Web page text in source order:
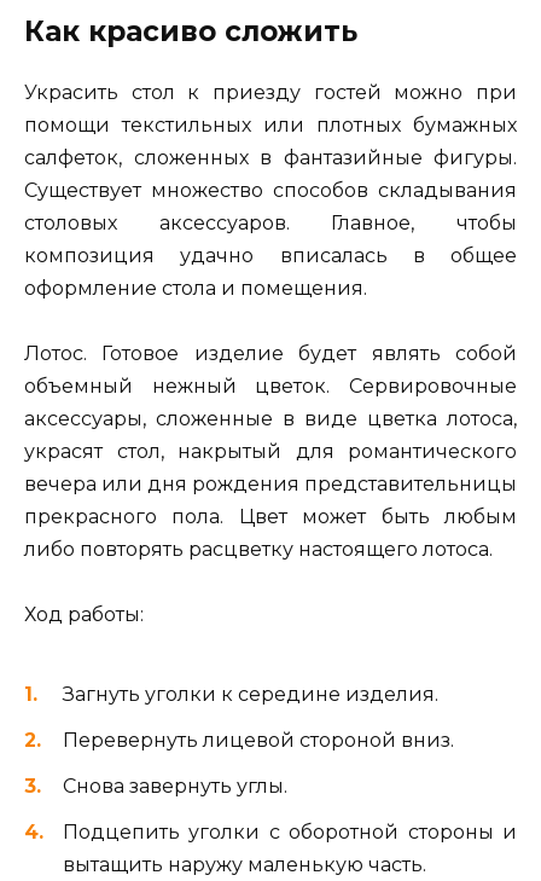
Как красиво сложить
Украсить стол к приезду гостей можно при
помощи текстильных или плотных бумажных
салфеток, сложенных в фантазийные фигуры.
Существует множество способов складывания
столовых аксессуаров. Главное, чтобы
композиция удачно вписалась в общее
оформление стола и помещения.
Лотос. Готовое изделие будет являть собой
объемный нежный цветок. Сервировочные
аксессуары, сложенные в виде цветка лотоса,
украсят стол, накрытый для романтического
вечера или дня рождения представительницы
прекрасного пола. Цвет может быть любым
либо повторять расцветку настоящего лотоса.
Ход работы:
Загнуть уголки к середине изделия.
Перевернуть лицевой стороной вниз.
Снова завернуть углы.
Подцепить уголки с оборотной стороны и
вытащить наружу маленькую часть.